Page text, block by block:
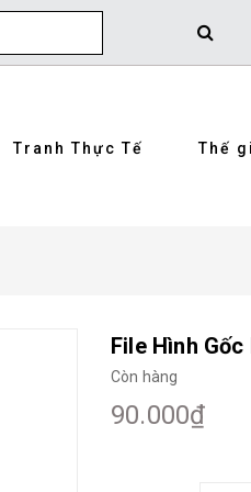
Tranh Thực Tế Thế
File Hình
Còn hàng
90.000₫